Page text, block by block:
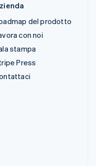
del prodotto
con noi
stampa
Press